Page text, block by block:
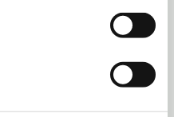
kompetensen kring
ett samtidigt fokus på
arbetsmiljö. Vi
bör förlägga